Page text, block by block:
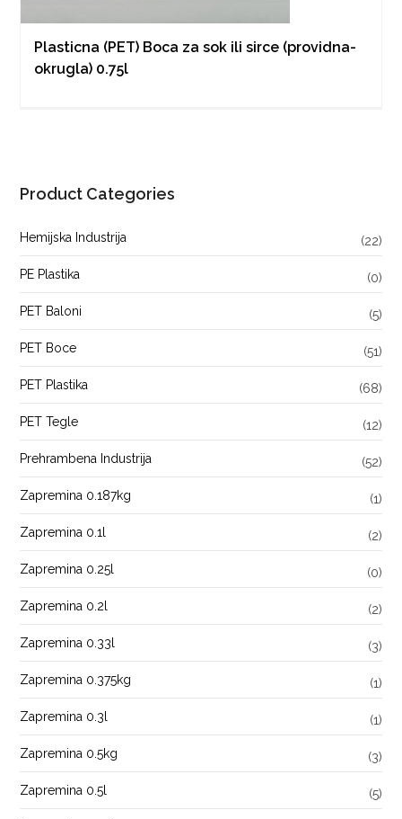
Plasticna (PET) Boca za sok ili sirce (providna-
okrugla) 0.75l
Product Categories
Hemijska Industrija (22)
PE Plastika (0)
PET Baloni (5)
PET Boce (51)
PET Plastika (68)
PET Tegle (12)
Prehrambena Industrija (52)
Zapremina 0.187kg (1)
Zapremina 0.1l (2)
Zapremina 0.25l (0)
Zapremina 0.2l (2)
Zapremina 0.33l (3)
Zapremina 0.375kg (1)
Zapremina 0.3l (1)
Zapremina 0.5kg (3)
Zapremina 0.5l (5)